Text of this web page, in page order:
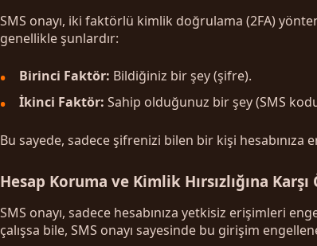
SMS onayı, iki faktörlü kimlik doğrulama (2FA)
genellikle şunlardır:
Birinci Faktör: Bildiğiniz bir şey (şifre).
İkinci Faktör: Sahip olduğunuz bir şey (SMS
Bu sayede, sadece şifrenizi bilen bir kişi
Hesap Koruma ve Kimlik Hırsızlığına Karşı
SMS onayı, sadece hesabınıza yetkisiz erişimleri
çalışsa bile, SMS onayı sayesinde bu girişim